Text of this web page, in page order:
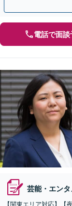
電話で面談
芸能・エン
【関東エリア対応】【